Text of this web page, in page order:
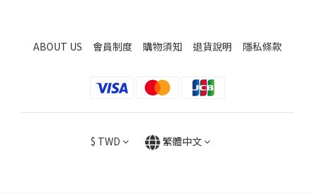
ABOUT US 會員制度 購物須知 退貨說明 隱私條款
$ TWD 繁體中文